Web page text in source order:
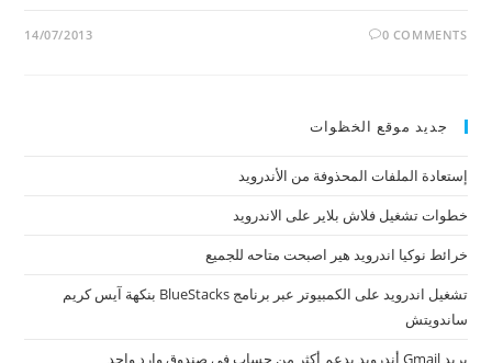
0 COMMENTS
14/07/2013
جديد موقع الخظوات
إستعادة الملفات المحذوفة من الأندرويد
خطوات تشغيل فلاش بلاير على الاندرويد
خرائط نوكيا اندرويد هير اصبحت متاحه للجميع
تشغيل اندرويد على الكمبيوتر عبر برنامج BlueStacks بنكهة آيس كريم
ساندويتش
بريد Gmail أندرويد يدعم أكثر من حساب في صندوق وارد واحد